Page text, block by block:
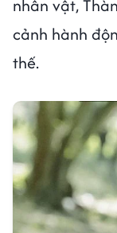
nhân vật,
cảnh hành
thế.